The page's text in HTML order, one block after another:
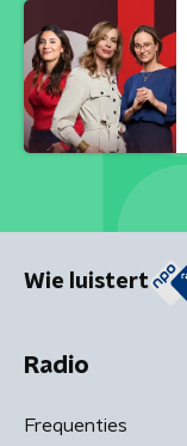
Wie luistert
Radio
Frequenties